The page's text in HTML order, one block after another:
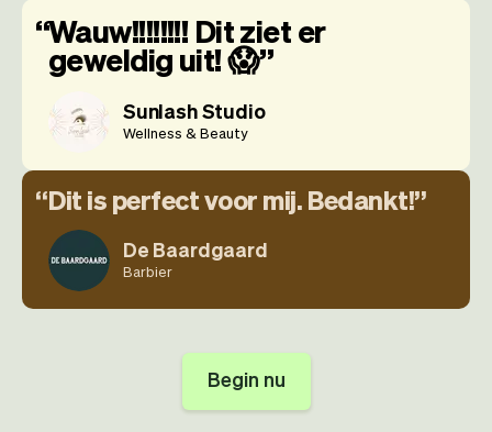
Wauw!!!!!!!! Dit ziet er
geweldig uit! 😱
Sunlash Studio
Wellness & Beauty
Dit is perfect voor mij. Bedankt!
De Baardgaard
Barbier
Begin nu